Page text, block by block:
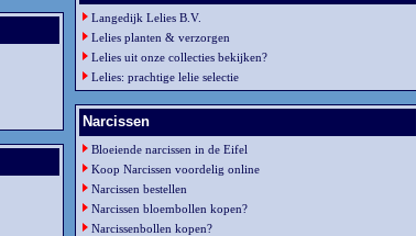
Langedijk Lelies B.V.
Lelies planten & verzorgen
Lelies uit onze collecties bekijken?
Lelies: prachtige lelie selectie
Narcissen
Bloeiende narcissen in de Eifel
Koop Narcissen voordelig online
Narcissen bestellen
Narcissen bloembollen kopen?
Narcissenbollen kopen?